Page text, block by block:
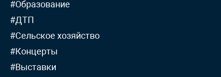
#Образование
#ДТП
#Сельское хозяйство
#Концерты
#Выставки